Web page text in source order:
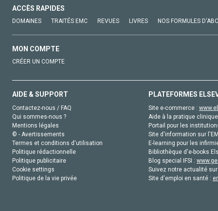
ACCÈS RAPIDES
DOMAINES TRAITÉS EMC REVUES LIVRES NOS FORMULES
MON COMPTE
CRÉER UN COMPTE
AIDE & SUPPORT
Contactez-nous / FAQ
Qui sommes-nous ?
Mentions légales
© - Avertissements
Termes et conditions d'utilisation
Politique rédactionnelle
Politique publicitaire
Cookie settings
Politique de la vie privée
PLATEFORMES
Site e-commerce :
Aide à la pratique
Portail pour les
Site d'information sur
E-learning pour les
Bibliothèque d'e-books
Blog special IFSI :
Suivez notre actualité
Site d'emploi en santé :